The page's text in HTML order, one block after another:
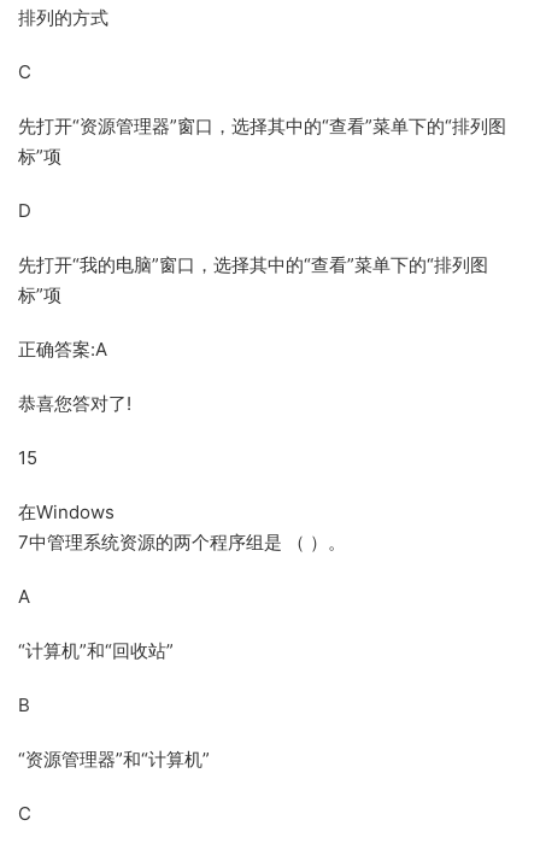
排列的方式
C
先打开“资源管理器”窗口，选择其中的“查看”菜单下的“排列图
标”项
D
先打开“我的电脑”窗口，选择其中的“查看”菜单下的“排列图
标”项
正确答案:A
恭喜您答对了!
15
在Windows
7中管理系统资源的两个程序组是 （ ）。
A
“计算机”和“回收站”
B
“资源管理器”和“计算机”
C